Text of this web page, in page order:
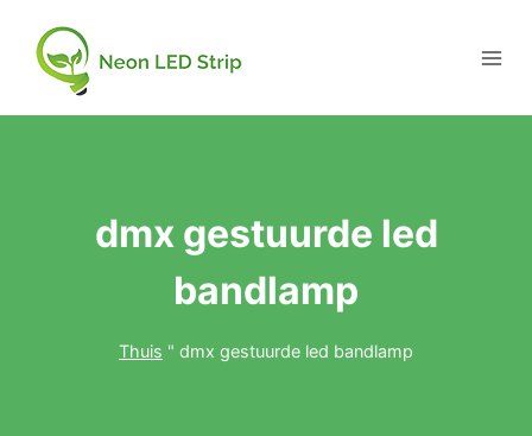
dmx gestuurde led
bandlamp
Thuis " dmx gestuurde led bandlamp